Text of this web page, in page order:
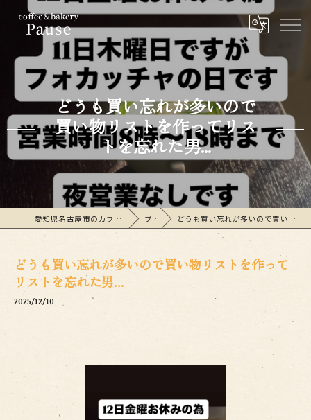
どうも買い忘れが多いので
買い物リストを作ってリス
トを忘れた男...
愛知県名古屋市のカフェならcoffee&bakeryPause ブログ どうも買い忘れが多いので買い物リストを作ってリストを忘れた男...
どうも買い忘れが多いので買い物リストを作って
リストを忘れた男...
2025/12/10